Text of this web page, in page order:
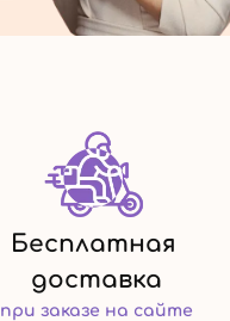
Бесплатная
доставка
при заказе на сайте